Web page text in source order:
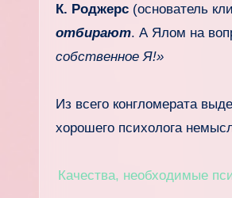
К. Роджерс (основатель
отбирают. А Ялом на
собственное Я!»
Из всего конгломерата
хорошего психолога
Качества, необходимые